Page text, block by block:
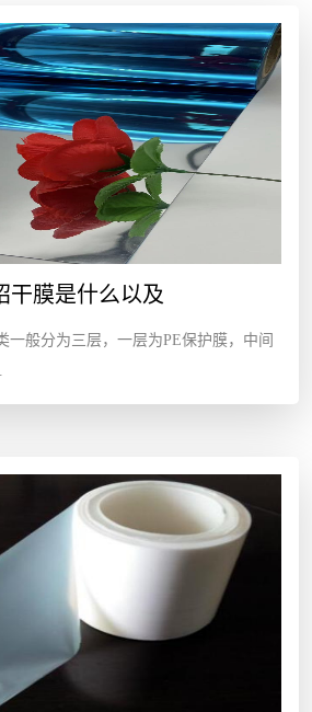
干膜是什么以及
一般分为三层，一层为PE保护膜，中间